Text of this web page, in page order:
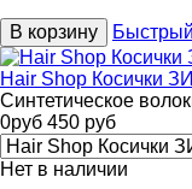
В корзину
Hair Shop Косички
Синтетическое
0руб 450 руб
Нет в наличии